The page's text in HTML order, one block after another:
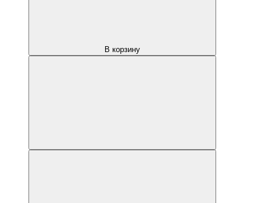
В корзину